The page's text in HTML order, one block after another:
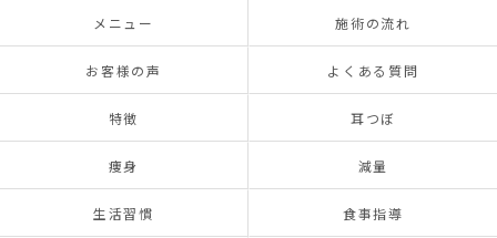
メニュー 施術の流れ
お客様の声 よくある質問
特徴 耳つぼ
痩身 減量
生活習慣 食事指導